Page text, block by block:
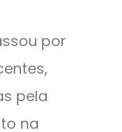
por
pela
na